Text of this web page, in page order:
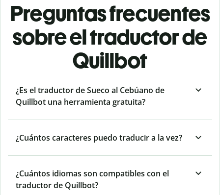
Preguntas frecuentes
sobre el traductor de
Quillbot
¿Es el traductor de Sueco al Cebúano de
Quillbot una herramienta gratuita?
¿Cuántos caracteres puedo traducir a la vez?
¿Cuántos idiomas son compatibles con el
traductor de Quillbot?